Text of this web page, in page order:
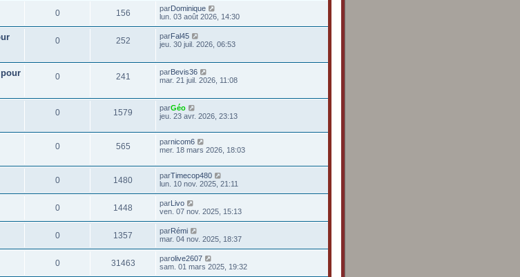
0 156 parDominique
lun. 03 août 2026, 14:30
0 252 parFal45
jeu. 30 juil. 2026, 06:53
0 241 parBevis36
mar. 21 juil. 2026, 11:08
0 1579 parGéo
jeu. 23 avr. 2026, 23:13
0 565 parnicom6
mer. 18 mars 2026, 18:03
0 1480 parTimecop480
lun. 10 nov. 2025, 21:11
0 1448 parLivo
ven. 07 nov. 2025, 15:13
0 1357 parRémi
mar. 04 nov. 2025, 18:37
0 31463 parolive2607
sam. 01 mars 2025, 19:32